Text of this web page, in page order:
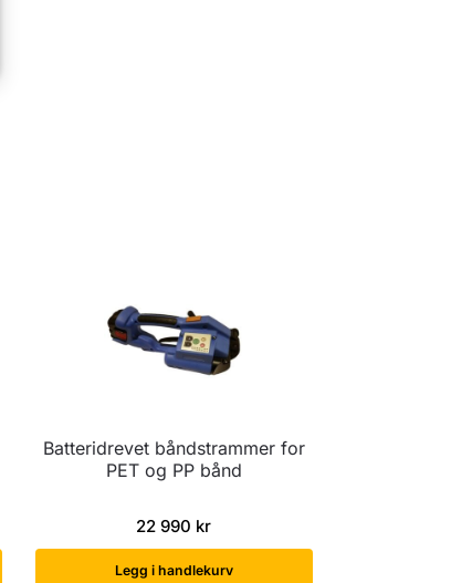
Batteridrevet båndstrammer for
PET og PP bånd
22 990 kr
Legg i handlekurv